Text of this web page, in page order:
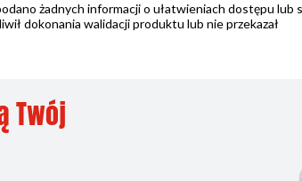
żadnych informacji o ułatwieniach dostępu lub
dokonania walidacji produktu lub nie przekazał
Twój